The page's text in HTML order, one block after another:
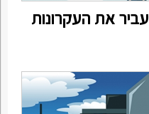
את העקרונות